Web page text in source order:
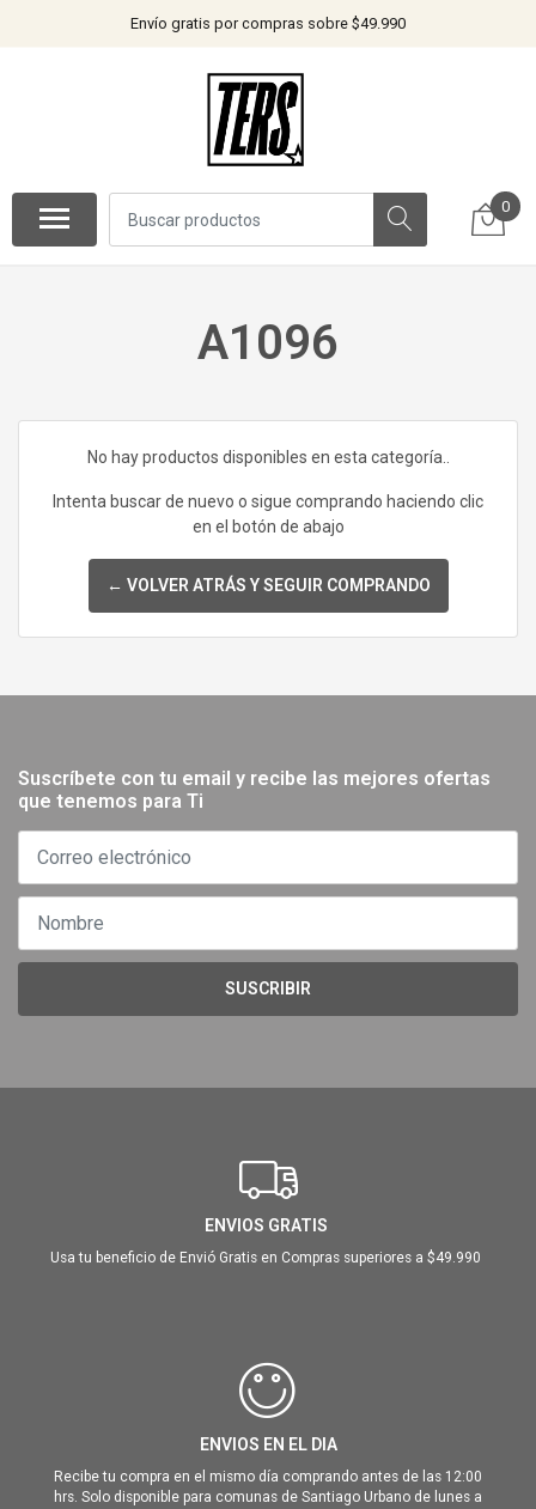
Envío gratis por compras sobre $49.990
0
A1096
No hay productos disponibles en esta categoría..
Intenta buscar de nuevo o sigue comprando haciendo clic
en el botón de abajo
← VOLVER ATRÁS Y SEGUIR COMPRANDO
Suscríbete con tu email y recibe las mejores ofertas
que tenemos para Ti
SUSCRIBIR
ENVIOS GRATIS
Usa tu beneficio de Envió Gratis en Compras superiores a $49.990
ENVIOS EN EL DIA
Recibe tu compra en el mismo día comprando antes de las 12:00
hrs. Solo disponible para comunas de Santiago Urbano de lunes a